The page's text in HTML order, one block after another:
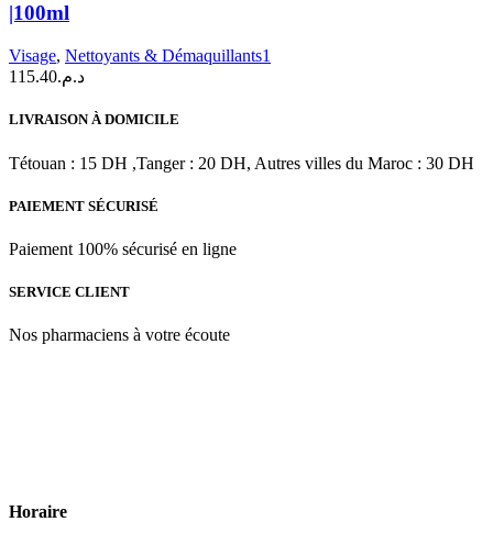
Démaquillante
|100ml
|100ml
Visage, Nettoyants & Démaquillants1
د.م.115.40
LIVRAISON À DOMICILE
Tétouan : 15 DH ,Tanger : 20 DH, Autres villes du Maroc : 30 DH
PAIEMENT SÉCURISÉ
Paiement 100% sécurisé en ligne
SERVICE CLIENT
Nos pharmaciens à votre écoute
Horaire